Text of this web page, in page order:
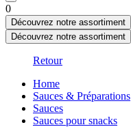
0
Découvrez notre assortiment
Découvrez notre assortiment
Retour
Home
Sauces & Préparations
Sauces
Sauces pour snacks